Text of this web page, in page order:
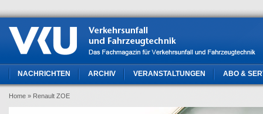
NACHRICHTEN ARCHIV VERANSTALTUNGEN ABO &
Home » Renault ZOE